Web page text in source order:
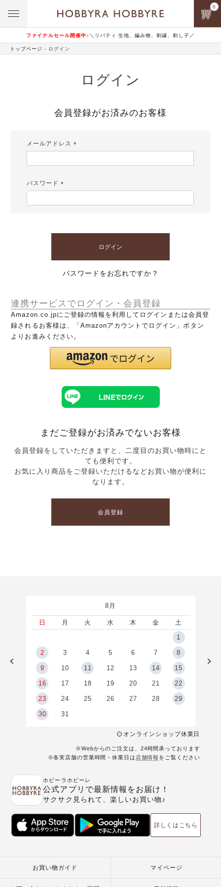
ファイナルセール開催中♪ ＼リバティ 生地、編み物、刺繍、刺し子／
0
トップページ ログイン
ログイン
会員登録がお済みのお客様
メールアドレス
パスワード
ログイン
パスワードをお忘れですか？
連携サービスでログイン・会員登録
Amazon.co.jpにご登録の情報を利用してログインまたは会員登
録されるお客様は、「Amazonアカウントでログイン」ボタン
よりお進みください。
まだご登録がお済みでないお客様
会員登録をしていただきますと、二度目のお買い物時にと
ても便利です。
お気に入り商品をご登録いただけるなどお買い物が便利に
なります。
会員登録
8月
日 月 火 水 木 金
土
1
2 3 4 5 6 7 8
9 10 11 12 13 14 15
16 17 18 19 20 21 22
23 24 25 26 27 28 29
30 31
オンラインショップ休業日
※Webからのご注文は、24時間承っております
※各実店舗の営業時間・休業日は 店舗情報 をご覧ください
ホビーラホビーレ
公式アプリで最新情報をお届け！
サクサク見られて、楽しいお買い物♪
詳しくはこちら
お買い物ガイド マイページ